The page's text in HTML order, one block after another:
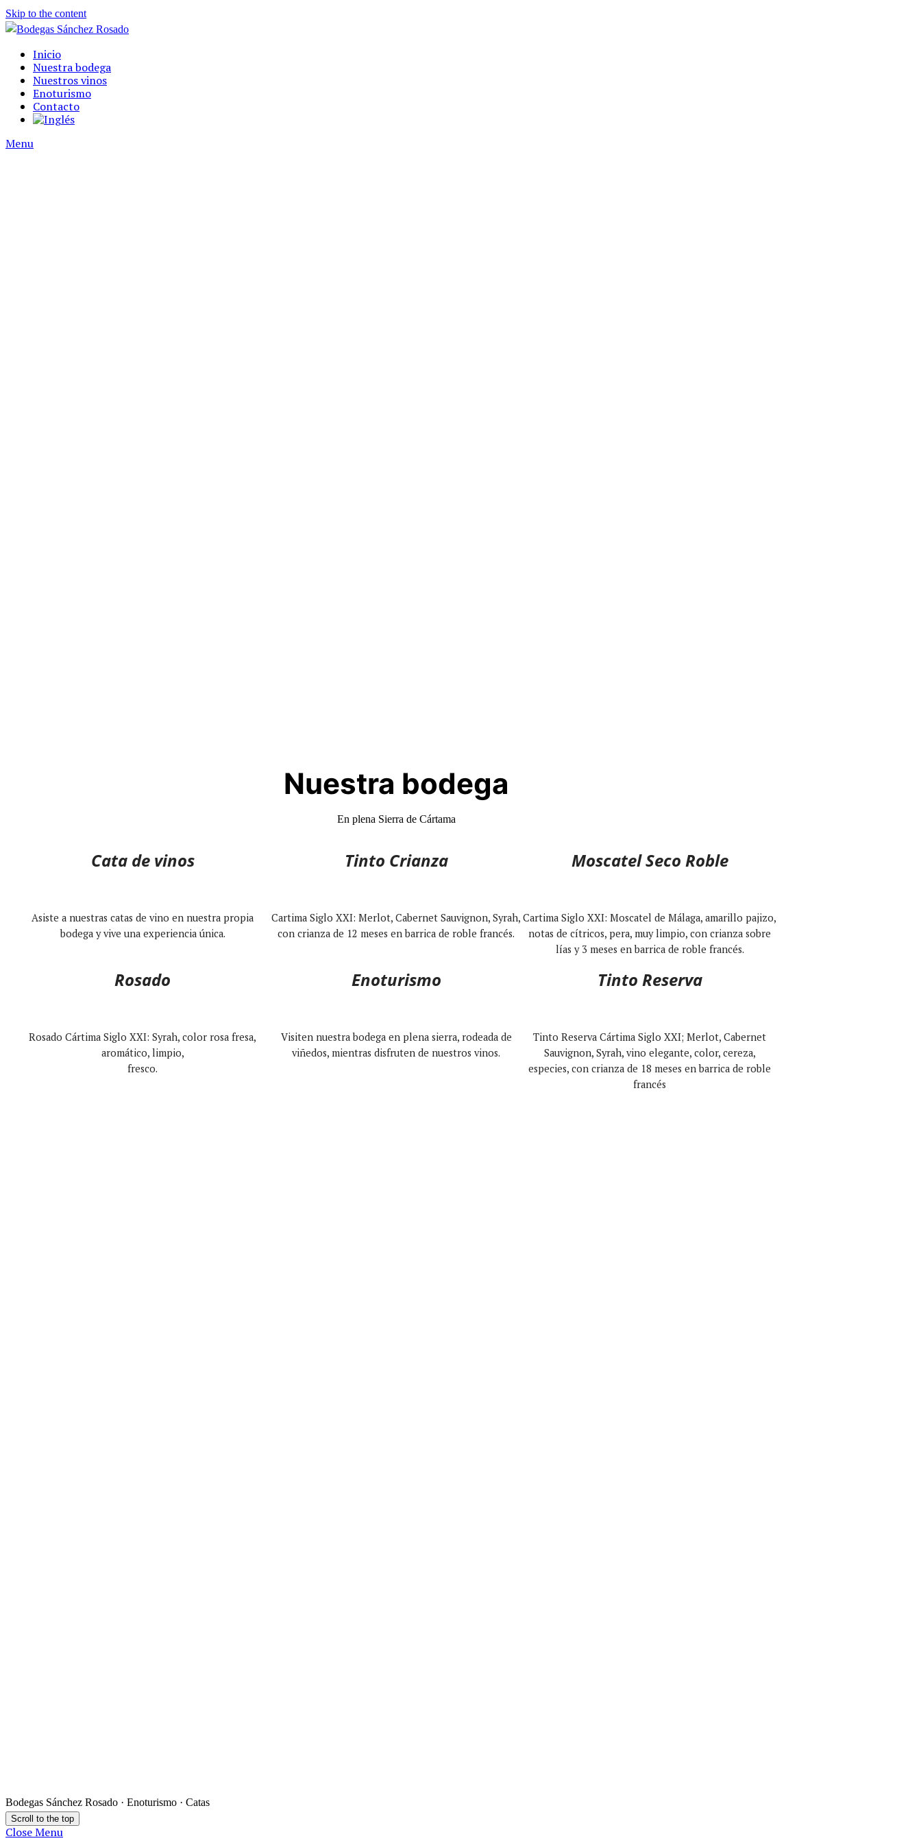
Skip to the content
Inicio
Nuestra bodega
Nuestros vinos
Enoturismo
Contacto
Menu
Nuestra bodega
En plena Sierra de Cártama
Cata de vinos
Asiste a nuestras catas de vino en nuestra propia
bodega y vive una experiencia única.
Tinto Crianza
Cartima Siglo XXI: Merlot, Cabernet Sauvignon, Syrah,
con crianza de 12 meses en barrica de roble francés.
Moscatel Seco Roble
Cartima Siglo XXI: Moscatel de Málaga, amarillo pajizo,
notas de cítricos, pera, muy limpio, con crianza sobre
lías y 3 meses en barrica de roble francés.
Rosado
Rosado Cártima Siglo XXI: Syrah, color rosa fresa,
aromático, limpio,
fresco.
Enoturismo
Visiten nuestra bodega en plena sierra, rodeada de
viñedos, mientras disfruten de nuestros vinos.
Tinto Reserva
Tinto Reserva Cártima Siglo XXI; Merlot, Cabernet
Sauvignon, Syrah, vino elegante, color, cereza,
especies, con crianza de 18 meses en barrica de roble
francés
Bodegas Sánchez Rosado · Enoturismo · Catas
Scroll to the top
Close Menu